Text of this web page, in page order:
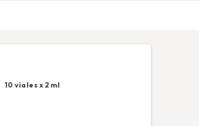
10 viales x 2 ml